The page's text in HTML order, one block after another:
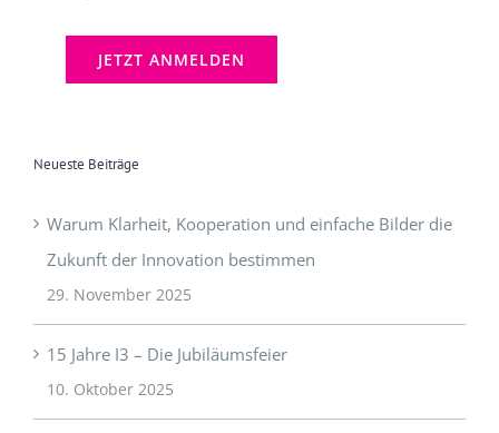
Neueste Beiträge
Warum Klarheit, Kooperation und einfache Bilder die
Zukunft der Innovation bestimmen
29. November 2025
15 Jahre I3 – Die Jubiläumsfeier
10. Oktober 2025